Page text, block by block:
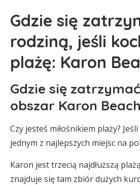
Gdzie się
rodziną, jeśli
plażę: Karon
Gdzie się
obszar Karon Beach
Czy jesteś miłośnikiem plaży?
jednym z najlepszych miejsc na
Karon jest trzecią najdłuższą
znajduje się tam zbiór dużych